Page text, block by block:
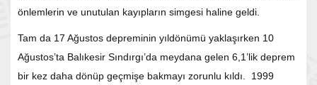
önlemlerin ve unutulan kayıpların simgesi haline geldi.
Tam da 17 Ağustos depreminin yıldönümü yaklaşırken 10
Ağustos’ta Balıkesir Sındırgı’da meydana gelen 6,1’lik deprem
bir kez daha dönüp geçmişe bakmayı zorunlu kıldı. 1999